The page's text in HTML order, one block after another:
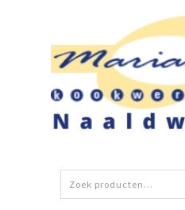
Zoeken
naar: